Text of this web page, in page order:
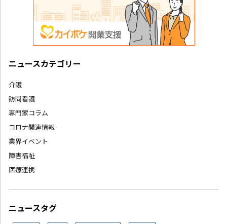
ニュースカテゴリー
介護
訪問看護
専門家コラム
コロナ関連情報
業界イベント
障害福祉
医療連携
ニュースタグ